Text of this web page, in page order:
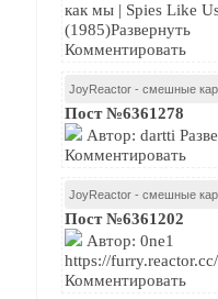
как мы | Spies Like
(1985)Развернуть
Комментировать
JoyReactor - смешные
Пост №6361278
Автор: dartti
Комментировать
JoyReactor - смешные
Пост №6361202
Автор: 0ne1
https://furry.reactor.cc/
Комментировать